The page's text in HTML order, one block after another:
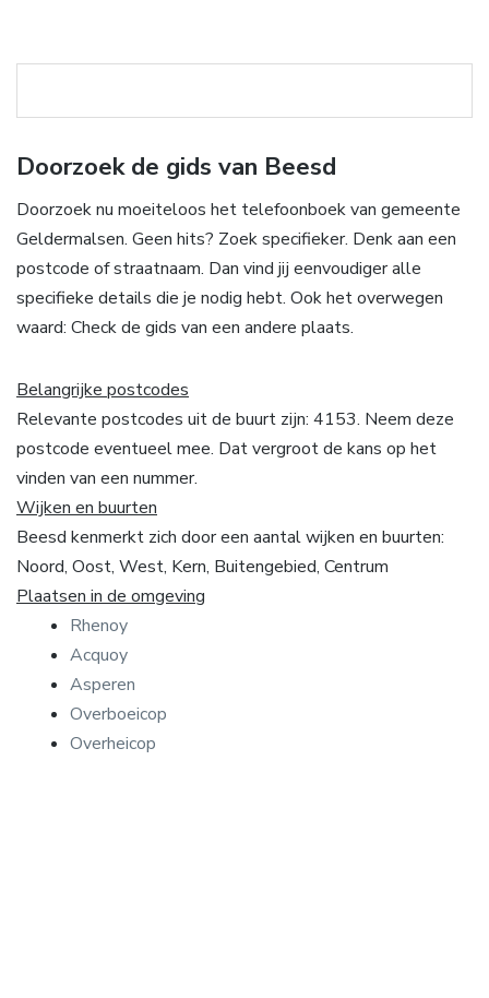
Doorzoek de gids van Beesd
Doorzoek nu moeiteloos het telefoonboek van gemeente
Geldermalsen. Geen hits? Zoek specifieker. Denk aan een
postcode of straatnaam. Dan vind jij eenvoudiger alle
specifieke details die je nodig hebt. Ook het overwegen
waard: Check de gids van een andere plaats.
Belangrijke postcodes
Relevante postcodes uit de buurt zijn: 4153. Neem deze
postcode eventueel mee. Dat vergroot de kans op het
vinden van een nummer.
Wijken en buurten
Beesd kenmerkt zich door een aantal wijken en buurten:
Noord, Oost, West, Kern, Buitengebied, Centrum
Plaatsen in de omgeving
Rhenoy
Acquoy
Asperen
Overboeicop
Overheicop